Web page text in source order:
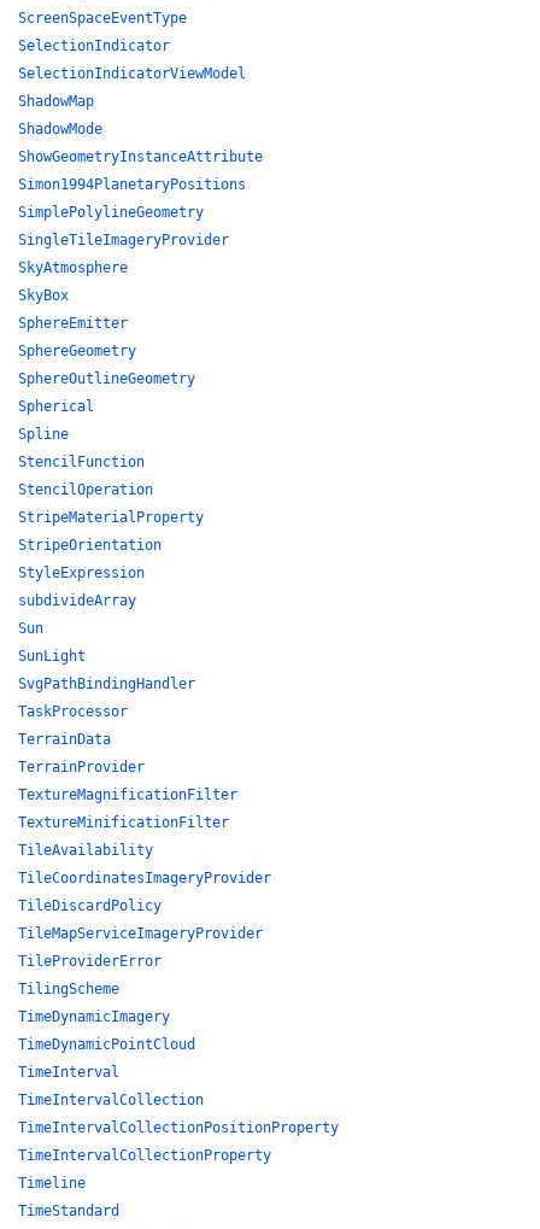
ScreenSpaceEventType
SelectionIndicator
SelectionIndicatorViewModel
ShadowMap
ShadowMode
ShowGeometryInstanceAttribute
Simon1994PlanetaryPositions
SimplePolylineGeometry
SingleTileImageryProvider
SkyAtmosphere
SkyBox
SphereEmitter
SphereGeometry
SphereOutlineGeometry
Spherical
Spline
StencilFunction
StencilOperation
StripeMaterialProperty
StripeOrientation
StyleExpression
subdivideArray
Sun
SunLight
SvgPathBindingHandler
TaskProcessor
TerrainData
TerrainProvider
TextureMagnificationFilter
TextureMinificationFilter
TileAvailability
TileCoordinatesImageryProvider
TileDiscardPolicy
TileMapServiceImageryProvider
TileProviderError
TilingScheme
TimeDynamicImagery
TimeDynamicPointCloud
TimeInterval
TimeIntervalCollection
TimeIntervalCollectionPositionProperty
TimeIntervalCollectionProperty
Timeline
TimeStandard